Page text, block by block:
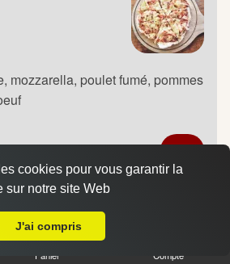
mozzarella, poulet fumé, pommes
Panier Compte
cookies pour vous garantir la
sur notre site Web
J'ai compris